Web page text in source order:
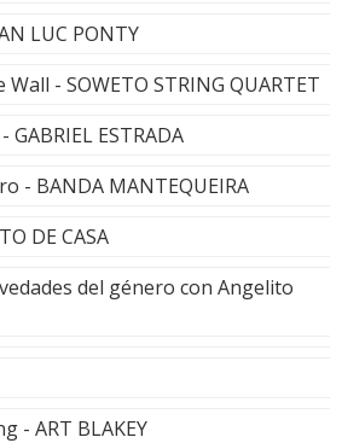
LUC PONTY
- SOWETO STRING QUARTET
ESTRADA
- BANDA MANTEQUEIRA
DE CASA
del género con Angelito
- ART BLAKEY